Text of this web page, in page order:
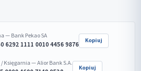
— Bank Pekao SA
6292 1111 0010 4456 9876 Kopiuj
Księgarnia — Alior Bank S.A.
Kopiuj